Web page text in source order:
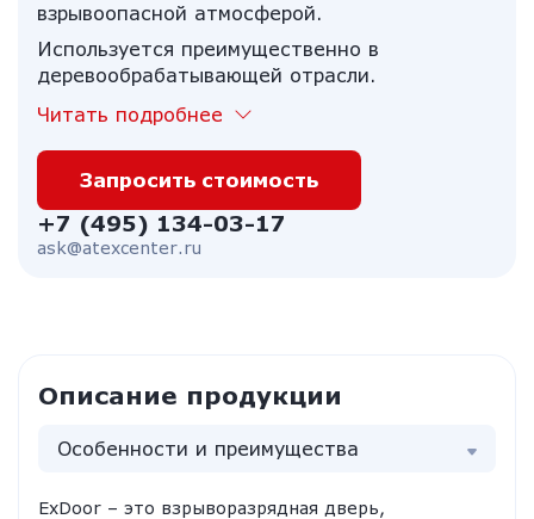
взрывоопасной атмосферой.
Используется преимущественно в
деревообрабатывающей отрасли.
Читать подробнее
Запросить стоимость
+7 (495) 134-03-17
ask@atexcenter.ru
Описание продукции
Особенности и преимущества
ExDoor – это взрыворазрядная дверь,